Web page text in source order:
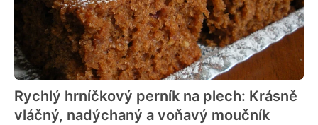
Rychlý hrníčkový perník na plech: Krásně
vláčný, nadýchaný a voňavý moučník